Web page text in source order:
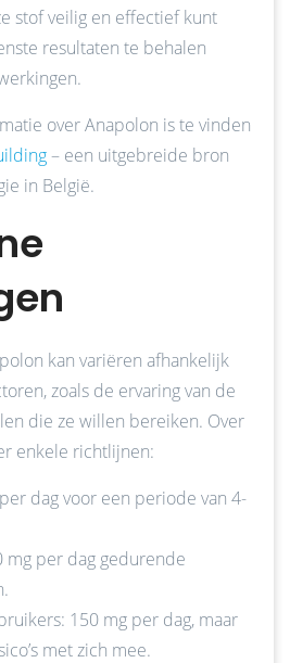
stof veilig en effectief kunt
resultaten te behalen
over Anapolon is te vinden
– een uitgebreide bron
in België.
kan variëren afhankelijk
zoals de ervaring van de
die ze willen bereiken. Over
enkele richtlijnen:
dag voor een periode van 4-
mg per dag gedurende
150 mg per dag, maar
met zich mee.